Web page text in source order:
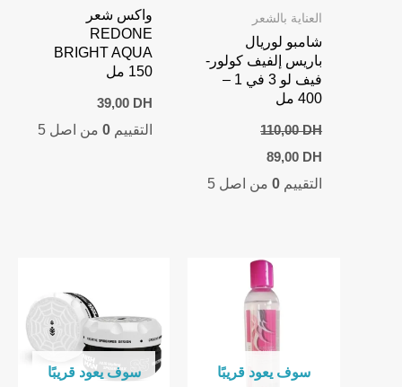
العناية بالشعر
شامبو لوريال
باريس إلفيف كولور-
فيف لو 3 في 1 –
400 مل
110,00DH
Original
price
was:
89,00 DH
Current
price
is:
التقييم 0من اصل 5
واكس شعر
REDONE
BRIGHT AQUA
150 مل
39,00 DH
التقييم0 من اصل 5
سوف يعود قريبًا سوف يعود قريبًا